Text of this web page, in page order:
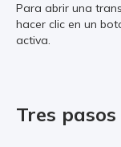
Para abrir una
hacer clic en un
activa.
Tres